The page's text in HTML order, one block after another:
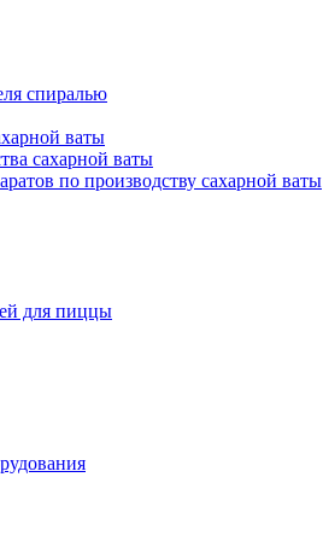
спиралью
ваты
сахарной ваты
по производству сахарной ваты
для пиццы